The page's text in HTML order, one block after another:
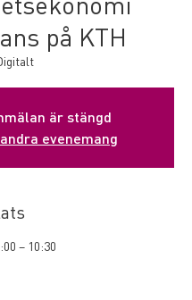
på KTH
är stängd
evenemang
– 10:30